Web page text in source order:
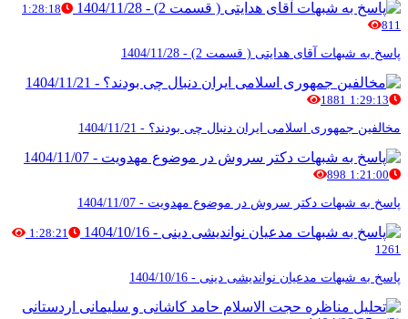
1:28:18
811
پاسخ به شبهات آقای هدایتی ( قسمت 2) - 1404/11/28
1:29:13
1881
مخالفین جمهوری اسلامی ایران دنبال چی بودند؟ - 1404/11/21
1:21:00
898
پاسخ به شبهات دکتر سروش در موضوع مهدویت - 1404/11/07
1:28:21
1261
پاسخ به شبهات مدعیان نواندیشی دینی - 1404/10/16